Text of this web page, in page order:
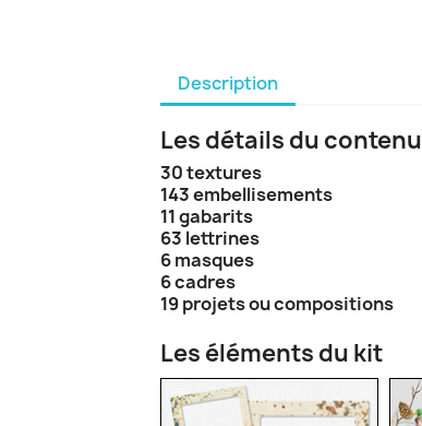
Description
Les détails du
30 textures
143 embellisements
11 gabarits
63 lettrines
6 masques
6 cadres
19 projets ou compositions
Les éléments du kit